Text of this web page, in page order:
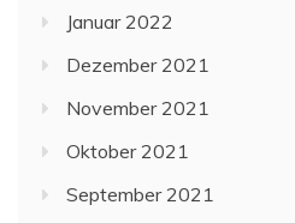
Januar 2022
Dezember 2021
November 2021
Oktober 2021
September 2021